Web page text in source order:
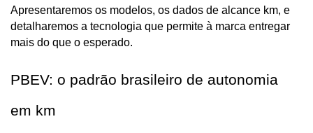
Apresentaremos os modelos, os dados de alcance km, e
detalharemos a tecnologia que permite à marca entregar
mais do que o esperado.
PBEV: o padrão brasileiro de autonomia
em km